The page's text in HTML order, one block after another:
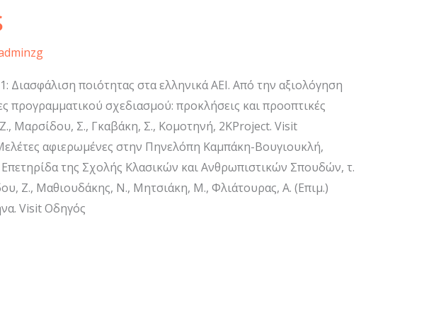
Διασφάλιση ποιότητας στα ελληνικά ΑΕΙ. Από την αξιολόγηση
προγραμματικού σχεδιασμού: προκλήσεις και προοπτικές
Μαρσίδου, Σ., Γκαβάκη, Σ., Κομοτηνή, 2KProject. Visit
αφιερωμένες στην Πηνελόπη Καμπάκη-Βουγιουκλή,
της Σχολής Κλασικών και Ανθρωπιστικών Σπουδών, τ.
Ζ., Μαθιουδάκης, Ν., Μητσιάκη, Μ., Φλιάτουρας, Α. (Επιμ.)
Visit Οδηγός